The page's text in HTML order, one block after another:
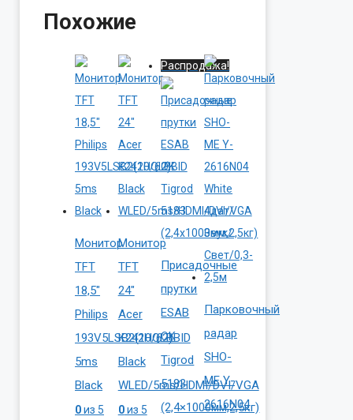
Похожие
Монитор
TFT
18,5″
Philips
193V5LSB2(10/62)
5ms
Black
0из 5
Монитор
TFT
24″
Acer
K242HQLBBID
Black
WLED/5ms/HDMI/DVI/VGA
0из 5
Распродажа!
Присадочные
прутки
ESAB
OK
Tigrod
5183
(2,4×1000мм,2,5кг)
Парковочный
радар
SHO-
ME Y-
2616N04